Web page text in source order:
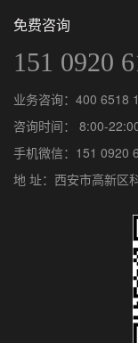
免费咨询
151 0920
业务咨询： 400 6518
咨询时间： 8:00-
手机微信： 151 0920
地 址：西安市高新区